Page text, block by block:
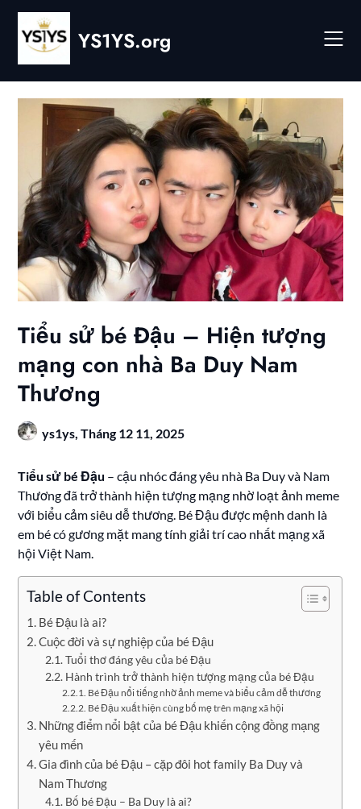
Skip
content
YS1YS.org
Tiểu sử bé Đậu – Hiện tượng
mạng con nhà Ba Duy Nam
Thương
ys1ys,Tháng 12 11, 2025
Tiểu sử bé Đậu – cậu nhóc đáng yêu nhà Ba Duy và Nam
Thương đã trở thành hiện tượng mạng nhờ loạt ảnh meme
với biểu cảm siêu dễ thương. Bé Đậu được mệnh danh là
em bé có gương mặt mang tính giải trí cao nhất mạng xã
hội Việt Nam.
Table of Contents
Bé Đậu là ai?
Cuộc đời và sự nghiệp của bé Đậu
Tuổi thơ đáng yêu của bé Đậu
Hành trình trở thành hiện tượng mạng của bé Đậu
Bé Đậu nổi tiếng nhờ ảnh meme và biểu cảm dễ thương
Bé Đậu xuất hiện cùng bố mẹ trên mạng xã hội
Những điểm nổi bật của bé Đậu khiến cộng đồng mạng
yêu mến
Gia đình của bé Đậu – cặp đôi hot family Ba Duy và
Nam Thương
Bố bé Đậu – Ba Duy là ai?